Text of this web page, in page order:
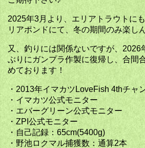
2025年3月より、エリアトラウトに
リアポンドにて、冬の期間のみ楽し
又、釣りには関係ないですが、2026
ぶりにガンプラ作製に復帰し、合間
めております！
・2013年イマカツLoveFish 4thチャ
・イマカツ公式モニター
・エバーグリーン公式モニター
・ZPI公式モニター
・自己記録：65cm(5400g)
・野池ロクマル捕獲数：通算2本